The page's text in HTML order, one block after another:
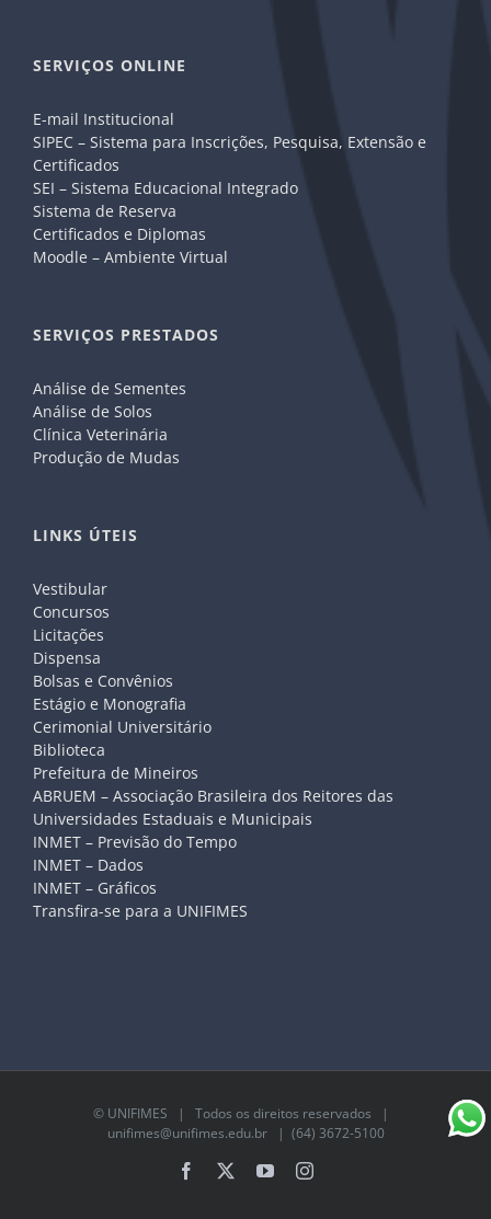
SERVIÇOS ONLINE
E-mail Institucional
SIPEC – Sistema para Inscrições, Pesquisa, Extensão e
Certificados
SEI – Sistema Educacional Integrado
Sistema de Reserva
Certificados e Diplomas
Moodle – Ambiente Virtual
SERVIÇOS PRESTADOS
Análise de Sementes
Análise de Solos
Clínica Veterinária
Produção de Mudas
LINKS ÚTEIS
Vestibular
Concursos
Licitações
Dispensa
Bolsas e Convênios
Estágio e Monografia
Cerimonial Universitário
Biblioteca
Prefeitura de Mineiros
ABRUEM – Associação Brasileira dos Reitores das
Universidades Estaduais e Municipais
INMET – Previsão do Tempo
INMET – Dados
INMET – Gráficos
Transfira-se para a UNIFIMES
© UNIFIMES | Todos os direitos reservados |
unifimes@unifimes.edu.br| (64) 3672-5100
Facebook YouTubeInstagram